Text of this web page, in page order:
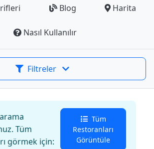
Blog Harita
Nasıl Kullanılır
Filtreler
Tüm
görmek için:
Tüm
Restoranları
Görüntüle